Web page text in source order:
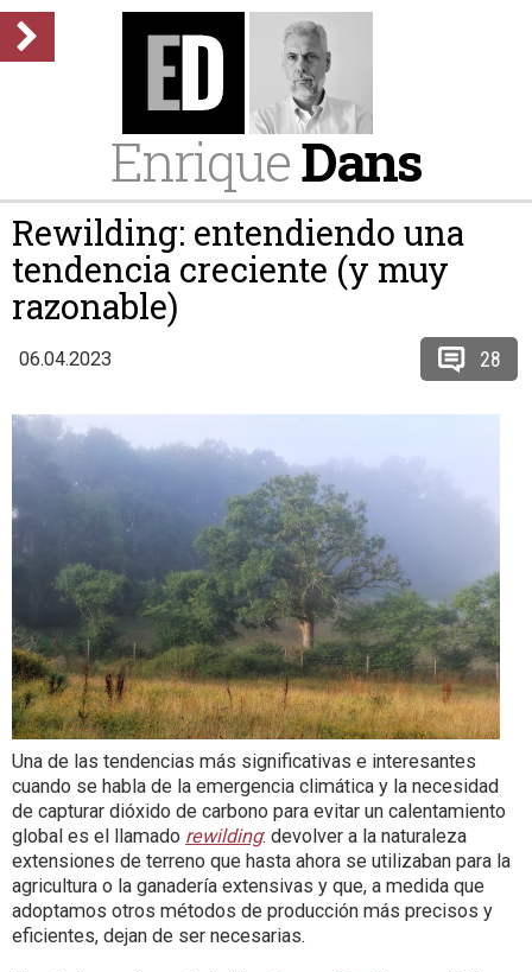
EnriqueDans
Rewilding: entendiendo una
tendencia creciente (y muy
razonable)
06.04.2023 28
Una de las tendencias más significativas e interesantes
cuando se habla de la emergencia climática y la necesidad
de capturar dióxido de carbono para evitar un calentamiento
global es el llamado rewilding: devolver a la naturaleza
extensiones de terreno que hasta ahora se utilizaban para la
agricultura o la ganadería extensivas y que, a medida que
adoptamos otros métodos de producción más precisos y
eficientes, dejan de ser necesarias.